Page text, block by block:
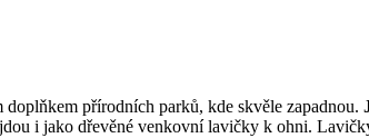
přírodních parků, kde skvěle zapadnou.
i jako dřevěné venkovní lavičky k ohni.